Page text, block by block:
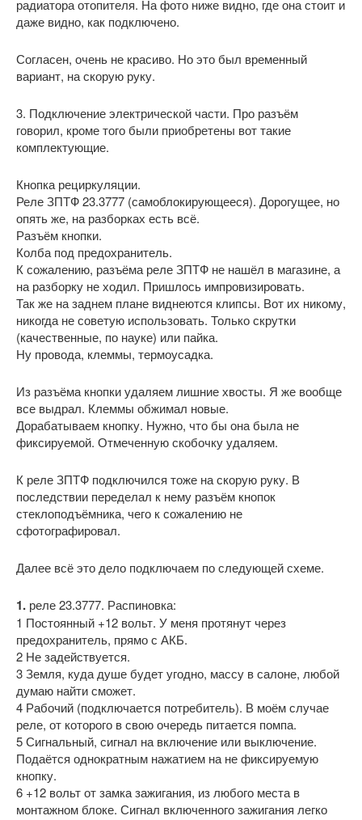
радиатора отопителя. На фото ниже видно, где она стоит и
даже видно, как подключено.
Согласен, очень не красиво. Но это был временный
вариант, на скорую руку.
3. Подключение электрической части. Про разъём
говорил, кроме того были приобретены вот такие
комплектующие.
Кнопка рециркуляции.
Реле ЗПТФ 23.3777 (самоблокирующееся). Дорогущее, но
опять же, на разборках есть всё.
Разъём кнопки.
Колба под предохранитель.
К сожалению, разъёма реле ЗПТФ не нашёл в магазине, а
на разборку не ходил. Пришлось импровизировать.
Так же на заднем плане виднеются клипсы. Вот их никому,
никогда не советую использовать. Только скрутки
(качественные, по науке) или пайка.
Ну провода, клеммы, термоусадка.
Из разъёма кнопки удаляем лишние хвосты. Я же вообще
все выдрал. Клеммы обжимал новые.
Дорабатываем кнопку. Нужно, что бы она была не
фиксируемой. Отмеченную скобочку удаляем.
К реле ЗПТФ подключился тоже на скорую руку. В
последствии переделал к нему разъём кнопок
стеклоподъёмника, чего к сожалению не
сфотографировал.
Далее всё это дело подключаем по следующей схеме.
1. реле 23.3777. Распиновка:
1 Постоянный +12 вольт. У меня протянут через
предохранитель, прямо с АКБ.
2 Не задействуется.
3 Земля, куда душе будет угодно, массу в салоне, любой
думаю найти сможет.
4 Рабочий (подключается потребитель). В моём случае
реле, от которого в свою очередь питается помпа.
5 Сигнальный, сигнал на включение или выключение.
Подаётся однократным нажатием на не фиксируемую
кнопку.
6 +12 вольт от замка зажигания, из любого места в
монтажном блоке. Сигнал включенного зажигания легко